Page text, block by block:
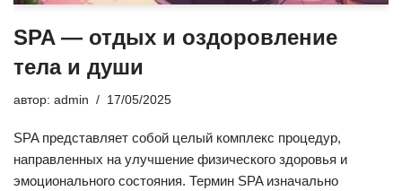
SPA — отдых и оздоровление
тела и души
автор: admin 17/05/2025
SPA представляет собой целый комплекс процедур,
направленных на улучшение физического здоровья и
эмоционального состояния. Термин SPA изначально